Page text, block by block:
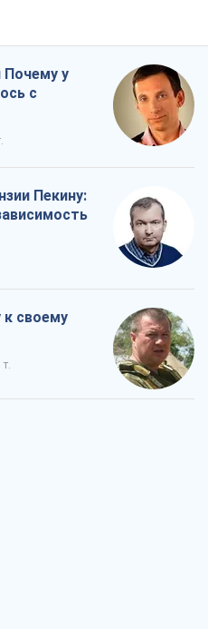
Почему у
с
Пекину:
к своему